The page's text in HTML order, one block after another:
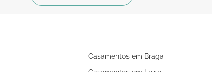
Casamentos em Braga